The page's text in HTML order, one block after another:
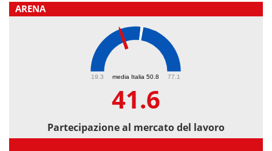
ARENA
media Italia 50.8
19.3 77.1
41.6
Partecipazione al mercato del lavoro